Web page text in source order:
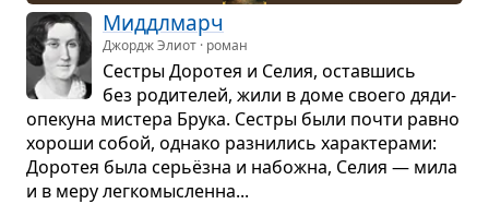
Мид­д­л­марч
Джордж Элиот · роман
Сестры Доро­тея и Селия, остав­шись
без роди­те­лей, жили в доме сво­его дяди-
опе­куна мистера Брука. Сестры были почти равно
хороши собой, однако раз­ни­лись харак­те­рами:
Доро­тея была серьёзна и набожна, Селия — мила
и в меру лег­ко­мыс­ленна...